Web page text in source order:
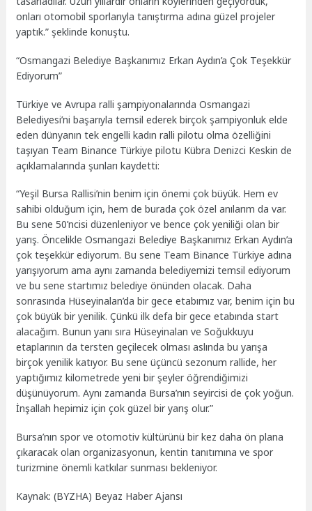
onları otomobil sporlarıyla tanıştırma adına güzel projeler
yaptık.” şeklinde konuştu.
“Osmangazi Belediye Başkanımız Erkan Aydın’a Çok Teşekkür
Ediyorum”
Türkiye ve Avrupa ralli şampiyonalarında Osmangazi
Belediyesi’ni başarıyla temsil ederek birçok şampiyonluk elde
eden dünyanın tek engelli kadın ralli pilotu olma özelliğini
taşıyan Team Binance Türkiye pilotu Kübra Denizci Keskin de
açıklamalarında şunları kaydetti:
“Yeşil Bursa Rallisi’nin benim için önemi çok büyük. Hem ev
sahibi olduğum için, hem de burada çok özel anılarım da var.
Bu sene 50’ncisi düzenleniyor ve bence çok yeniliği olan bir
yarış. Öncelikle Osmangazi Belediye Başkanımız Erkan Aydın’a
çok teşekkür ediyorum. Bu sene Team Binance Türkiye adına
yarışıyorum ama aynı zamanda belediyemizi temsil ediyorum
ve bu sene startımız belediye önünden olacak. Daha
sonrasında Hüseyinalan’da bir gece etabımız var, benim için bu
çok büyük bir yenilik. Çünkü ilk defa bir gece etabında start
alacağım. Bunun yanı sıra Hüseyinalan ve Soğukkuyu
etaplarının da tersten geçilecek olması aslında bu yarışa
birçok yenilik katıyor. Bu sene üçüncü sezonum rallide, her
yaptığımız kilometrede yeni bir şeyler öğrendiğimizi
düşünüyorum. Aynı zamanda Bursa’nın seyircisi de çok yoğun.
İnşallah hepimiz için çok güzel bir yarış olur.”
Bursa’nın spor ve otomotiv kültürünü bir kez daha ön plana
çıkaracak olan organizasyonun, kentin tanıtımına ve spor
turizmine önemli katkılar sunması bekleniyor.
Kaynak: (BYZHA) Beyaz Haber Ajansı